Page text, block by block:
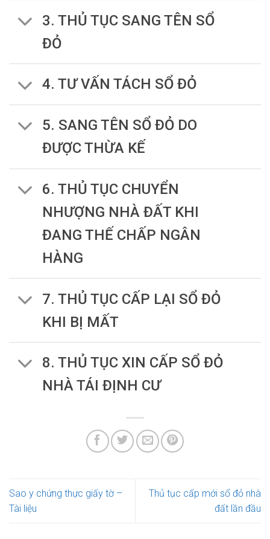
3. THỦ TỤC SANG TÊN SỔ
ĐỎ
4. TƯ VẤN TÁCH SỔ ĐỎ
5. SANG TÊN SỔ ĐỎ DO
ĐƯỢC THỪA KẾ
6. THỦ TỤC CHUYỂN
NHƯỢNG NHÀ ĐẤT KHI
ĐANG THẾ CHẤP NGÂN
HÀNG
7. THỦ TỤC CẤP LẠI SỔ ĐỎ
KHI BỊ MẤT
8. THỦ TỤC XIN CẤP SỔ ĐỎ
NHÀ TÁI ĐỊNH CƯ
Sao y chứng thực giấy tờ –
Tài liệu
Thủ tục cấp mới sổ đỏ nhà
đất lần đầu